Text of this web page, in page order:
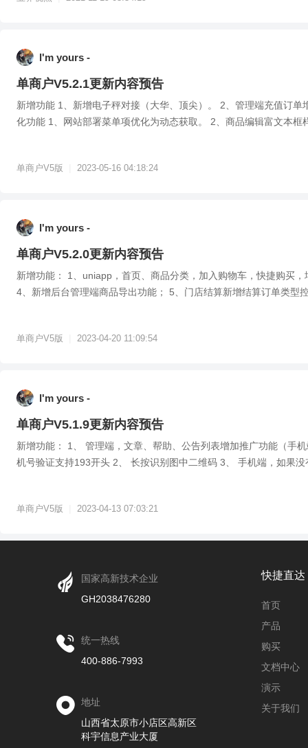
l'm yours -
单商户V5.2.1更新内容预告
新增功能 1、新增电子秤对接（大华、顶尖）。 2、管理端充值订
化功能 1、网站部署菜单项优化为动态获取。 2、商品编辑富文本
单商户V5版 2023-05-16 04:18:24
l'm yours -
单商户V5.2.0更新内容预告
新增功能： 1、uniapp，首页、商品分类，加入购物车，快捷购买
4、新增后台管理端商品导出功能； 5、门店结算新增结算订单类
单商户V5版 2023-04-20 11:09:54
l'm yours -
单商户V5.1.9更新内容预告
新增功能： 1、 管理端，文章、帮助、公告列表增加推广功能（手
机号验证支持193开头 2、 长按识别图中二维码 3、 手机端，如果
单商户V5版 2023-04-13 07:03:21
国家高新技术企业
GH2038476280
统一热线
400-886-7993
地址
山西省太原市小店区高新区
科宇信息产业大厦
快捷直达
首页
产品
购买
文档中心
演示
关于我们